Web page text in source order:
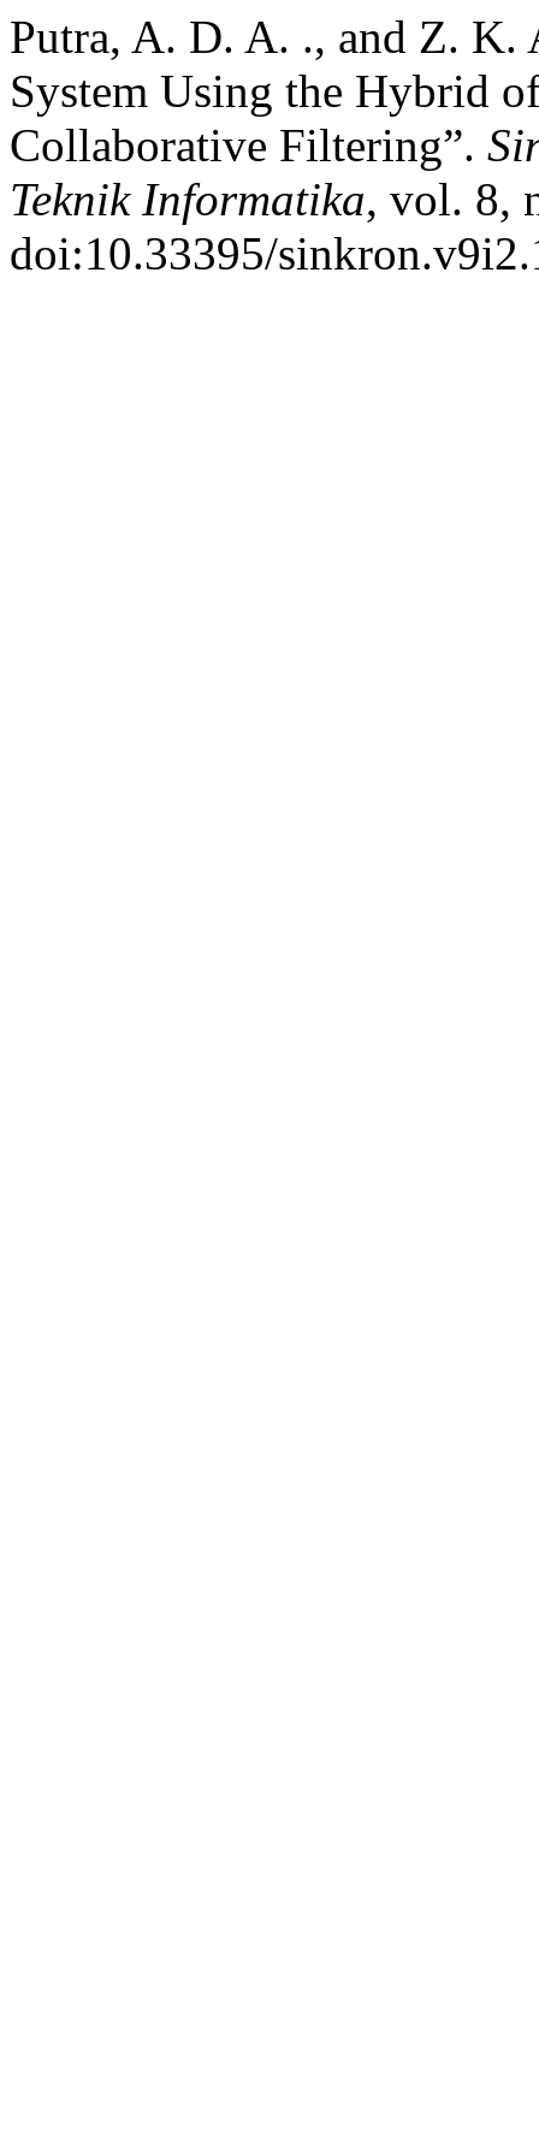
Putra, A. D. A. ., and Z. K.
System Using the Hybrid
Collaborative Filtering”.
Teknik Informatika, vol. 8,
doi:10.33395/